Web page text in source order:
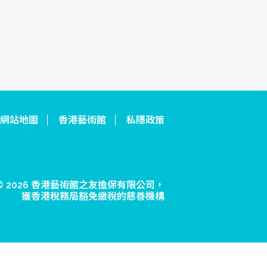
網站地圖 香港藝術館 私隱政策
2026 香港藝術館之友擔保有限公司，
獲香港稅務局豁免繳稅的慈善機構